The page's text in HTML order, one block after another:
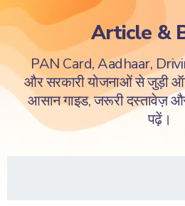
Article &
PAN Card, Aadhaar,
और सरकारी योजनाओं से जुड़ी
आसान गाइड, जरूरी दस्तावेज़
पढ़ें।